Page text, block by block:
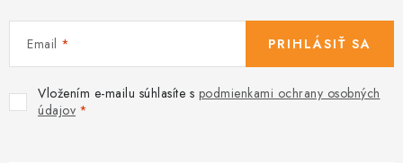
Email
Vložením e-mailu súhlasíte s podmienkami ochrany osobných
údajov
PRIHLÁSIŤ SA